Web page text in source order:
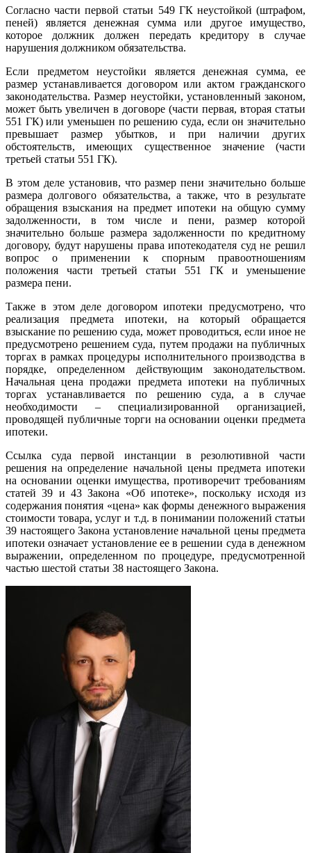
Согласно части первой статьи 549 ГК неустойкой (штрафом,
пеней) является денежная сумма или другое имущество,
которое должник должен передать кредитору в случае
нарушения должником обязательства.
Если предметом неустойки является денежная сумма, ее
размер устанавливается договором или актом гражданского
законодательства. Размер неустойки, установленный законом,
может быть увеличен в договоре (части первая, вторая статьи
551 ГК) или уменьшен по решению суда, если он значительно
превышает размер убытков, и при наличии других
обстоятельств, имеющих существенное значение (части
третьей статьи 551 ГК).
В этом деле установив, что размер пени значительно больше
размера долгового обязательства, а также, что в результате
обращения взыскания на предмет ипотеки на общую сумму
задолженности, в том числе и пени, размер которой
значительно больше размера задолженности по кредитному
договору, будут нарушены права ипотекодателя суд не решил
вопрос о применении к спорным правоотношениям
положения части третьей статьи 551 ГК и уменьшение
размера пени.
Также в этом деле договором ипотеки предусмотрено, что
реализация предмета ипотеки, на который обращается
взыскание по решению суда, может проводиться, если иное не
предусмотрено решением суда, путем продажи на публичных
торгах в рамках процедуры исполнительного производства в
порядке, определенном действующим законодательством.
Начальная цена продажи предмета ипотеки на публичных
торгах устанавливается по решению суда, а в случае
необходимости – специализированной организацией,
проводящей публичные торги на основании оценки предмета
ипотеки.
Ссылка суда первой инстанции в резолютивной части
решения на определение начальной цены предмета ипотеки
на основании оценки имущества, противоречит требованиям
статей 39 и 43 Закона «Об ипотеке», поскольку исходя из
содержания понятия «цена» как формы денежного выражения
стоимости товара, услуг и т.д. в понимании положений статьи
39 настоящего Закона установление начальной цены предмета
ипотеки означает установление ее в решении суда в денежном
выражении, определенном по процедуре, предусмотренной
частью шестой статьи 38 настоящего Закона.